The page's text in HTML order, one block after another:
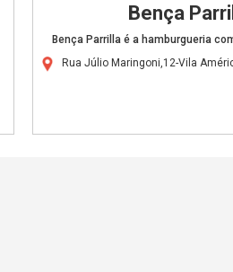
Bença
Bença Parrilla é a hamburgueria
Rua Júlio Maringoni,12-Vila